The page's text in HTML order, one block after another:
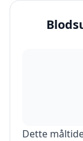
Dette